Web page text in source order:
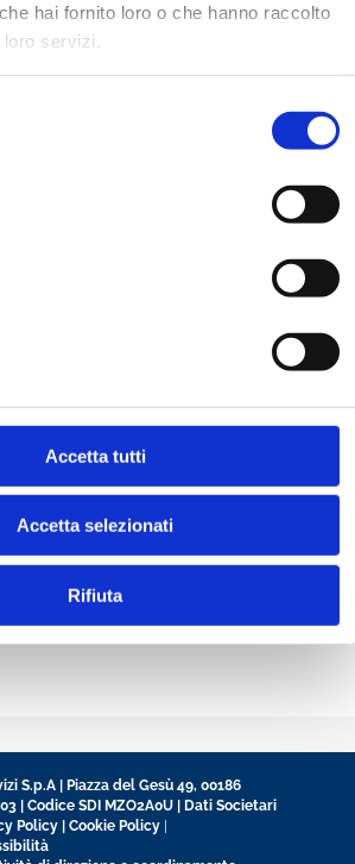
hai fornito loro o che hanno raccolto
loro servizi.
Accetta tutti
Accetta selezionati
Rifiuta
l’informativa sulla
delleCondizioni Generalidi
il sito
S.p.A | Piazza del Gesù 49, 00186
| Codice SDI MZO2A0U | Dati Societari
Policy | Cookie Policy |